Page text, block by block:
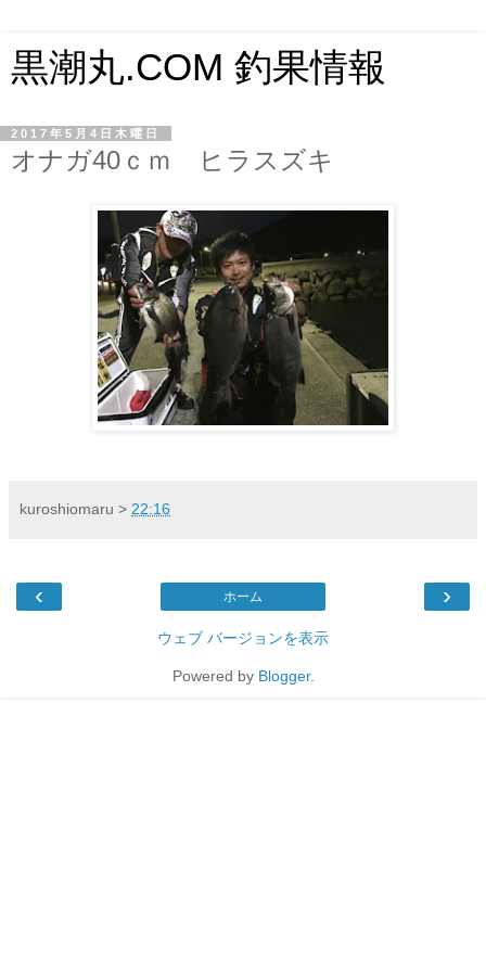
黒潮丸.COM 釣果情報
2017年5月4日木曜日
オナガ40ｃｍ ヒラスズキ
kuroshiomaru > 22:16
‹ ›
ホーム
ウェブ バージョンを表示
Powered by Blogger.